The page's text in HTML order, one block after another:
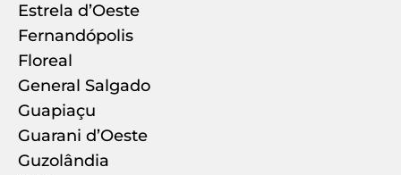
Estrela d’Oeste
Fernandópolis
Floreal
General Salgado
Guapiaçu
Guarani d’Oeste
Guzolândia